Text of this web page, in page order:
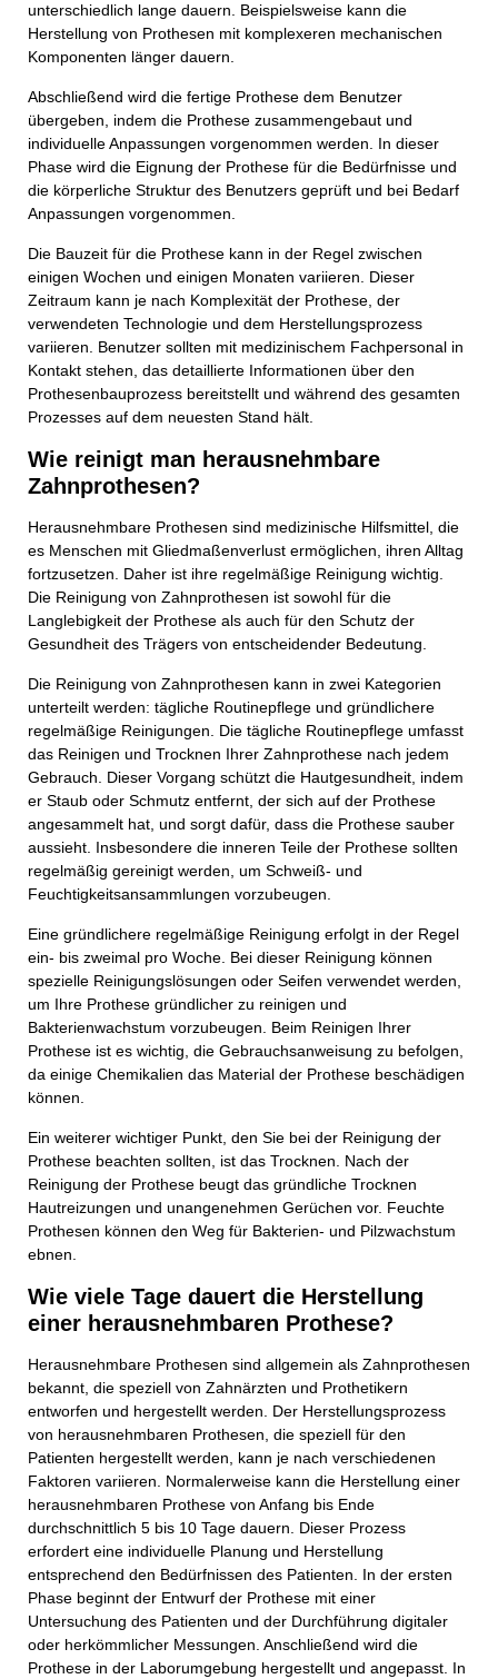
unterschiedlich lange dauern. Beispielsweise kann die
Herstellung von Prothesen mit komplexeren mechanischen
Komponenten länger dauern.
Abschließend wird die fertige Prothese dem Benutzer
übergeben, indem die Prothese zusammengebaut und
individuelle Anpassungen vorgenommen werden. In dieser
Phase wird die Eignung der Prothese für die Bedürfnisse und
die körperliche Struktur des Benutzers geprüft und bei Bedarf
Anpassungen vorgenommen.
Die Bauzeit für die Prothese kann in der Regel zwischen
einigen Wochen und einigen Monaten variieren. Dieser
Zeitraum kann je nach Komplexität der Prothese, der
verwendeten Technologie und dem Herstellungsprozess
variieren. Benutzer sollten mit medizinischem Fachpersonal in
Kontakt stehen, das detaillierte Informationen über den
Prothesenbauprozess bereitstellt und während des gesamten
Prozesses auf dem neuesten Stand hält.
Wie reinigt man herausnehmbare
Zahnprothesen?
Herausnehmbare Prothesen sind medizinische Hilfsmittel, die
es Menschen mit Gliedmaßenverlust ermöglichen, ihren Alltag
fortzusetzen. Daher ist ihre regelmäßige Reinigung wichtig.
Die Reinigung von Zahnprothesen ist sowohl für die
Langlebigkeit der Prothese als auch für den Schutz der
Gesundheit des Trägers von entscheidender Bedeutung.
Die Reinigung von Zahnprothesen kann in zwei Kategorien
unterteilt werden: tägliche Routinepflege und gründlichere
regelmäßige Reinigungen. Die tägliche Routinepflege umfasst
das Reinigen und Trocknen Ihrer Zahnprothese nach jedem
Gebrauch. Dieser Vorgang schützt die Hautgesundheit, indem
er Staub oder Schmutz entfernt, der sich auf der Prothese
angesammelt hat, und sorgt dafür, dass die Prothese sauber
aussieht. Insbesondere die inneren Teile der Prothese sollten
regelmäßig gereinigt werden, um Schweiß- und
Feuchtigkeitsansammlungen vorzubeugen.
Eine gründlichere regelmäßige Reinigung erfolgt in der Regel
ein- bis zweimal pro Woche. Bei dieser Reinigung können
spezielle Reinigungslösungen oder Seifen verwendet werden,
um Ihre Prothese gründlicher zu reinigen und
Bakterienwachstum vorzubeugen. Beim Reinigen Ihrer
Prothese ist es wichtig, die Gebrauchsanweisung zu befolgen,
da einige Chemikalien das Material der Prothese beschädigen
können.
Ein weiterer wichtiger Punkt, den Sie bei der Reinigung der
Prothese beachten sollten, ist das Trocknen. Nach der
Reinigung der Prothese beugt das gründliche Trocknen
Hautreizungen und unangenehmen Gerüchen vor. Feuchte
Prothesen können den Weg für Bakterien- und Pilzwachstum
ebnen.
Wie viele Tage dauert die Herstellung
einer herausnehmbaren Prothese?
Herausnehmbare Prothesen sind allgemein als Zahnprothesen
bekannt, die speziell von Zahnärzten und Prothetikern
entworfen und hergestellt werden. Der Herstellungsprozess
von herausnehmbaren Prothesen, die speziell für den
Patienten hergestellt werden, kann je nach verschiedenen
Faktoren variieren. Normalerweise kann die Herstellung einer
herausnehmbaren Prothese von Anfang bis Ende
durchschnittlich 5 bis 10 Tage dauern. Dieser Prozess
erfordert eine individuelle Planung und Herstellung
entsprechend den Bedürfnissen des Patienten. In der ersten
Phase beginnt der Entwurf der Prothese mit einer
Untersuchung des Patienten und der Durchführung digitaler
oder herkömmlicher Messungen. Anschließend wird die
Prothese in der Laborumgebung hergestellt und angepasst. In